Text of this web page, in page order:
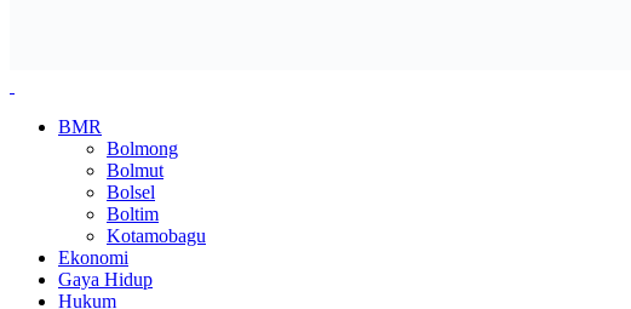
BMR
Bolmong
Bolmut
Bolsel
Boltim
Kotamobagu
Ekonomi
Gaya Hidup
Hukum